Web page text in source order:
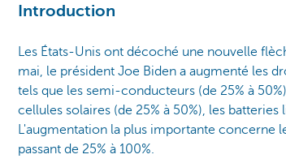
Introduction
Les États-Unis ont décoché une nouvelle
mai, le président Joe Biden a augmenté les
tels que les semi-conducteurs (de 25% à
cellules solaires (de 25% à 50%), les
L'augmentation la plus importante concerne
passant de 25% à 100%.